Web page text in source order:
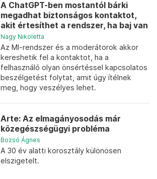
A ChatGPT-ben mostantól bárki
megadhat biztonságos kontaktot,
akit értesíthet a rendszer, ha baj van
Nagy Nikoletta
Az MI-rendszer és a moderátorok akkor
kereshetik fel a kontaktot, ha a
felhasználó olyan önsértéssel kapcsolatos
beszélgetést folytat, amit úgy ítélnek
meg, hogy veszélyes lehet.
Arte: Az elmagányosodás már
közegészségügyi probléma
Bozsó Ágnes
A 30 év alatti korosztály különösen
elszigetelt.